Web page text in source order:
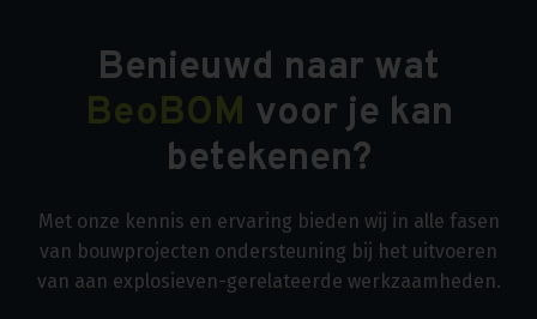
Benieuwd naar wat
BeoBOM voor je kan
betekenen?
Met onze kennis en ervaring bieden wij in alle fasen
van bouwprojecten ondersteuning bij het uitvoeren
van aan explosieven-gerelateerde werkzaamheden.